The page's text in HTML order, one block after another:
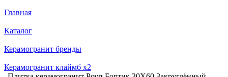
Главная
Каталог
Керамогранит бренды
Керамогранит клаймб x2